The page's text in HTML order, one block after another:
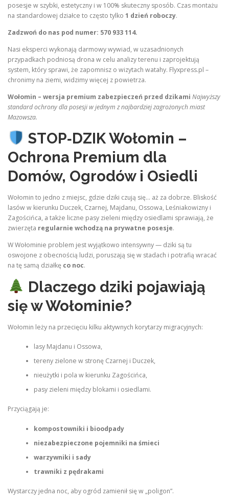
posesje w szybki, estetyczny i w 100% skuteczny sposób. Czas montażu
na standardowej działce to często tylko 1 dzień roboczy.
Zadzwoń do nas pod numer: 570 933 114.
Nasi eksperci wykonają darmowy wywiad, w uzasadnionych
przypadkach podniosą drona w celu analizy terenu i zaprojektują
system, który sprawi, że zapomnisz o wizytach watahy. Flyxpress.pl –
chronimy na ziemi, widzimy więcej z powietrza.
Wołomin – wersja premium zabezpieczeń przed dzikami Najwyższy
standard ochrony dla posesji w jednym z najbardziej zagrożonych miast
Mazowsza.
STOP‑DZIK Wołomin –
Ochrona Premium dla
Domów, Ogrodów i Osiedli
Wołomin to jedno z miejsc, gdzie dziki czują się… aż za dobrze. Bliskość
lasów w kierunku Duczek, Czarnej, Majdanu, Ossowa, Leśniakowizny i
Zagościńca, a także liczne pasy zieleni między osiedlami sprawiają, że
zwierzęta regularnie wchodzą na prywatne posesje.
W Wołominie problem jest wyjątkowo intensywny — dziki są tu
oswojone z obecnością ludzi, poruszają się w stadach i potrafią wracać
na tę samą działkę co noc.
Dlaczego dziki pojawiają
się w Wołominie?
Wołomin leży na przecięciu kilku aktywnych korytarzy migracyjnych:
lasy Majdanu i Ossowa,
tereny zielone w stronę Czarnej i Duczek,
nieużytki i pola w kierunku Zagościńca,
pasy zieleni między blokami i osiedlami.
Przyciągają je:
kompostowniki i bioodpady
niezabezpieczone pojemniki na śmieci
warzywniki i sady
trawniki z pędrakami
Wystarczy jedna noc, aby ogród zamienił się w „poligon”.